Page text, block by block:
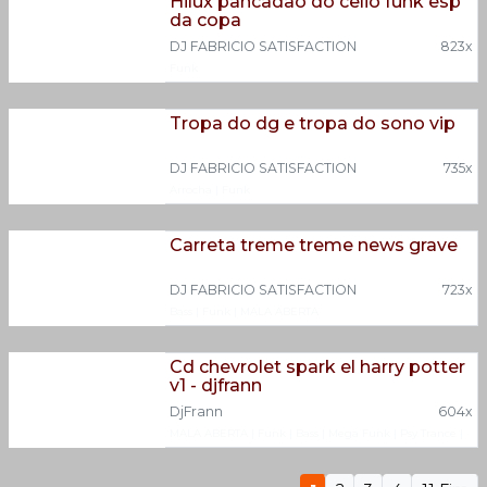
da copa
823x
DJ FABRICIO SATISFACTION
Tropa do dg e tropa do sono vip
735x
DJ FABRICIO SATISFACTION
Carreta treme treme news grave
723x
DJ FABRICIO SATISFACTION
Cd chevrolet spark el harry potter
v1 - djfrann
604x
DjFrann
Remix|Variados